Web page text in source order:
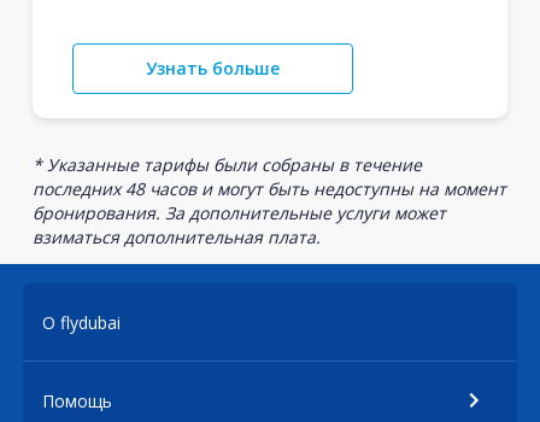
Узнать больше
* Указанные тарифы были собраны в течение
последних 48 часов и могут быть недоступны на момент
бронирования. За дополнительные услуги может
взиматься дополнительная плата.
О flydubai
Помощь